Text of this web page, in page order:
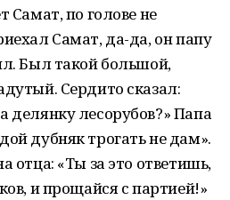
Самат, по голове не
Самат, да-да, он папу
Был такой большой,
Сердито сказал:
делянку лесорубов?» Папа
дубняк трогать не дам».
отца: «Ты за это ответишь,
и прощайся с партией!»